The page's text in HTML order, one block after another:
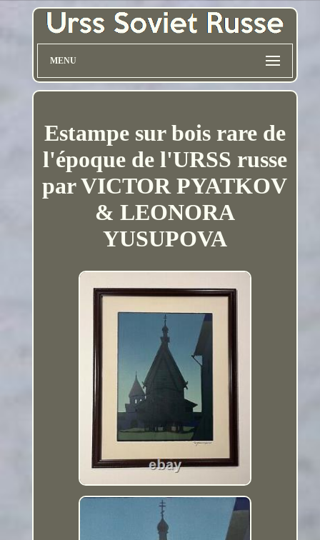
MENU
Estampe sur bois rare de
l'époque de l'URSS russe
par VICTOR PYATKOV
& LEONORA
YUSUPOVA